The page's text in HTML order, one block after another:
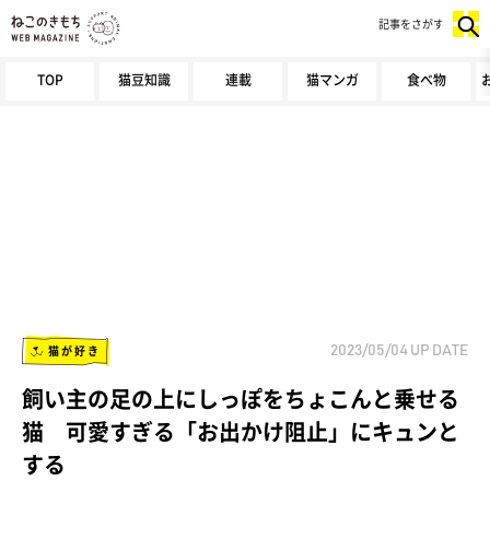
TOP 猫豆知識 連載 猫マンガ 食べ物
記事をさがす
猫が好き 2023/05/04 UP DATE
飼い主の足の上にしっぽをちょこんと乗せる
猫 可愛すぎる「お出かけ阻止」にキュンと
する